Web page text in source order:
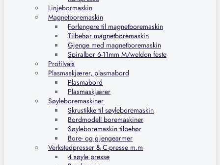
Linjebormaskin
Magnetboremaskin
Forlengere til magnetboremaskin
Tilbehør magnetboremaskin
Gjenge med magnetboremaskin
Spiralbor 6-11mm M/weldon feste
Profilvals
Plasmaskjærer, plasmabord
Plasmabord
Plasmaskjærer
Søyleboremaskiner
Skrustikke til søyleboremaskin
Bordmodell boremaskiner
Søyleboremaskin tilbehør
Bore- og gjengearmer
Verkstedpresser & C-presse m.m
4 søyle presse